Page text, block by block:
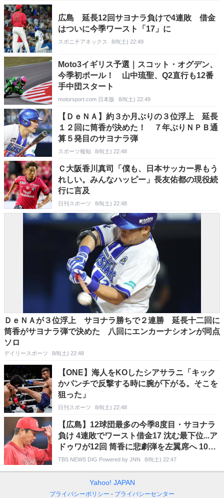
広島 延長12回サヨナラ負けで4連敗 借金
はついに今季ワースト「17」に
スポニチアネックス 8/8(土) 22:49
Moto3イギリス予選｜スコット・オグデン、
今季初ポール！ 山中琉聖、Q2直行も12番
手中団スタート
motorsport.com 日本版 8/8(土) 22:49
【ＤｅＮＡ】約３か月ぶりの３位浮上 延長
１２回に筒香が決めた！ ７年ぶりＮＰＢ通
算５発目のサヨナラ弾
スポーツ報知 8/8(土) 22:48
Ｃ大阪香川真司「僕も、日本サッカー界もう
れしい。みんなハッピー」長友佑都の現役続
行に言及
日刊スポーツ 8/8(土) 22:48
ＤｅＮＡが３位浮上 サヨナラ勝ちで２連勝 延長十二回に
筒香がサヨナラ弾で決めた 八回にエンカーナシオンが同点
ソロ
デイリースポーツ 8/8(土) 22:48
【ONE】海人をKOしたシアサラニ「キック
かパンチで反撃する時に腕が下がる。そこを
狙った」
日刊スポーツ 8/8(土) 22:48
【広島】12球団最多の今季8度目・サヨナラ
負け 4連敗でワースト借金17 沈む最下位...ア
ドゥワが12回 筒香に悲劇弾を左翼席へ 10回
大盛が犠打失敗
TBS NEWS DIG Powered by JNN 8/8(土) 22:47
Yahoo! JAPAN
プライバシーポリシー プライバシーセンター